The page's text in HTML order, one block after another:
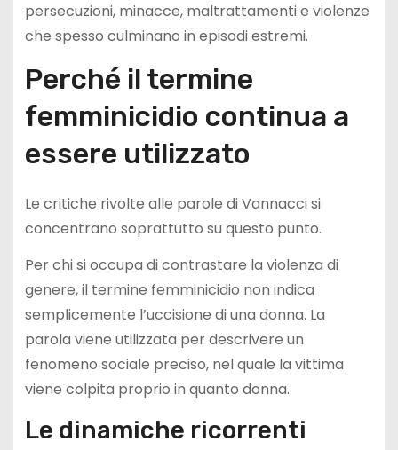
persecuzioni, minacce, maltrattamenti e violenze
che spesso culminano in episodi estremi.
Perché il termine
femminicidio continua a
essere utilizzato
Le critiche rivolte alle parole di Vannacci si
concentrano soprattutto su questo punto.
Per chi si occupa di contrastare la violenza di
genere, il termine femminicidio non indica
semplicemente l’uccisione di una donna. La
parola viene utilizzata per descrivere un
fenomeno sociale preciso, nel quale la vittima
viene colpita proprio in quanto donna.
Le dinamiche ricorrenti